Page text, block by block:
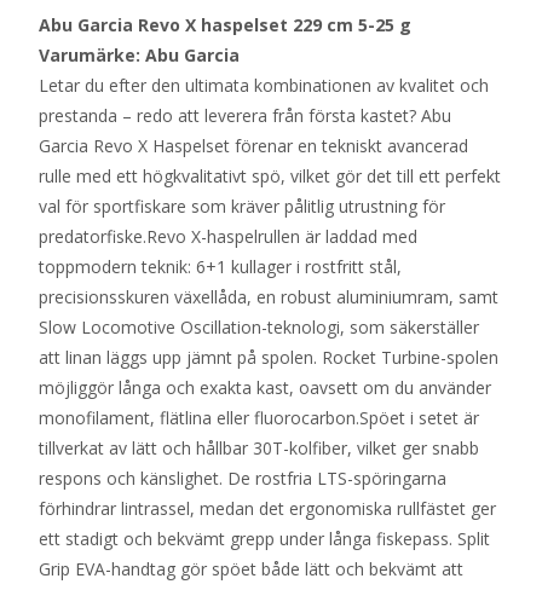
Abu Garcia Revo X haspelset 229 cm 5-25 g
Varumärke: Abu Garcia
Letar du efter den ultimata kombinationen av kvalitet och
prestanda – redo att leverera från första kastet? Abu
Garcia Revo X Haspelset förenar en tekniskt avancerad
rulle med ett högkvalitativt spö, vilket gör det till ett perfekt
val för sportfiskare som kräver pålitlig utrustning för
predatorfiske.Revo X-haspelrullen är laddad med
toppmodern teknik: 6+1 kullager i rostfritt stål,
precisionsskuren växellåda, en robust aluminiumram, samt
Slow Locomotive Oscillation-teknologi, som säkerställer
att linan läggs upp jämnt på spolen. Rocket Turbine-spolen
möjliggör långa och exakta kast, oavsett om du använder
monofilament, flätlina eller fluorocarbon.Spöet i setet är
tillverkat av lätt och hållbar 30T-kolfiber, vilket ger snabb
respons och känslighet. De rostfria LTS-spöringarna
förhindrar lintrassel, medan det ergonomiska rullfästet ger
ett stadigt och bekvämt grepp under långa fiskepass. Split
Grip EVA-handtag gör spöet både lätt och bekvämt att